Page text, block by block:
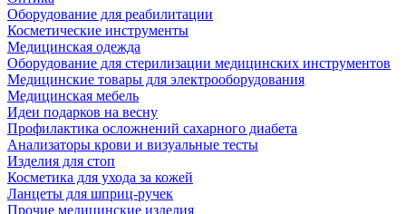
Оборудование для реабилитации
Косметические инструменты
Медицинская одежда
Оборудование для стерилизации медицинских инструментов
Медицинские товары для электрооборудования
Медицинская мебель
Идеи подарков на весну
Профилактика осложнений сахарного диабета
Анализаторы крови и визуальные тесты
Изделия для стоп
Косметика для ухода за кожей
Ланцеты для шприц-ручек
Прочие медицинские изделия